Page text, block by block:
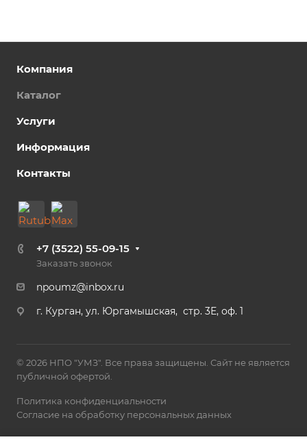
Компания
Каталог
Услуги
Информация
Контакты
+7 (3522) 55-09-15
Заказать звонок
npoumz@inbox.ru
г. Курган, ул. Юргамышская, стр. 3Е, оф. 1
© 2026 НПО "УМЗ". Все права защищены. Сайт не является
публичной офертой.
Политика конфиденциальности
Согласие на обработку персональных данных